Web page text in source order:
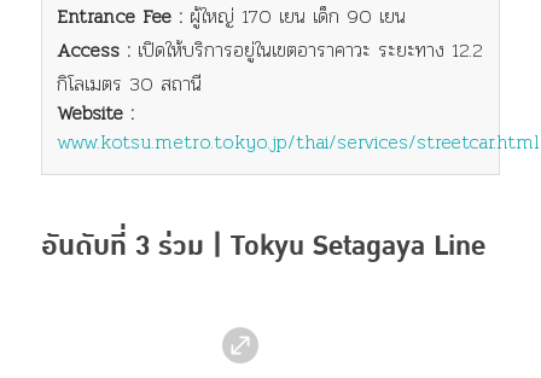
Entrance Fee :ผู้ใหญ่ 170 เยน เด็ก 90 เยน
Access :เปิดให้บริการอยู่ในเขตอาราคาวะ ระยะทาง 12.2
กิโลเมตร 30 สถานี
Website :
www.kotsu.metro.tokyo.jp/thai/services/streetcar.html
อันดับที่ 3 ร่วม | Tokyu Setagaya Line